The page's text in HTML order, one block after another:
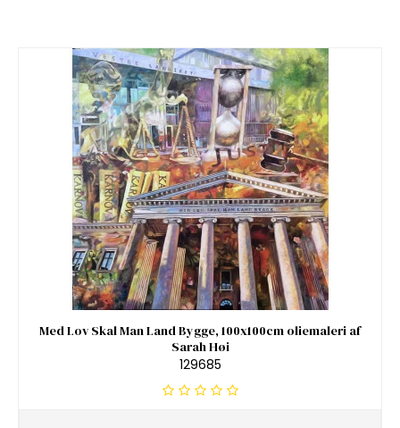
Med Lov Skal Man Land Bygge, 100x100cm oliemaleri af
Sarah Høi
129685